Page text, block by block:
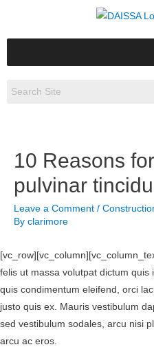
10 Reasons
pulvinar
Leave a Comment /
By clarimore
felis ut massa volutpat dictum
quis condimentum eleifend, orci
justo quis ex. Mauris vestibulum
sed vestibulum sodales, arcu nisi
arcu ac eros.